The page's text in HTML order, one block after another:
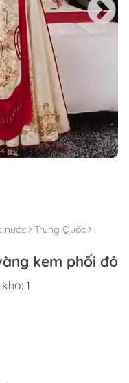
nước
Trung Quốc
kem phối đỏ
1